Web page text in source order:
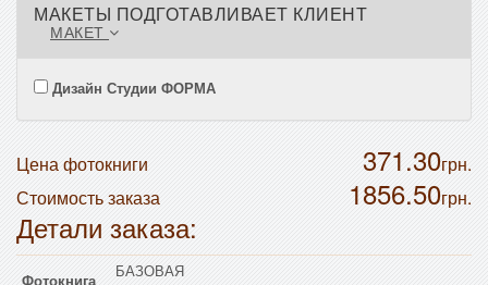
МАКЕТЫ ПОДГОТАВЛИВАЕТ КЛИЕНТ
МАКЕТ
Дизайн Студии ФОРМА
Цена фотокниги 371.30грн.
1856.50грн.
Стоимость заказа
Детали заказа:
Фотокнига
БАЗОВАЯ